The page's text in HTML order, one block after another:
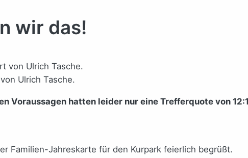
wir das!
Ulrich Tasche.
Voraussagen hatten leider nur eine Trefferquote von
Familien-Jahreskarte für den Kurpark feierlich begrüßt.